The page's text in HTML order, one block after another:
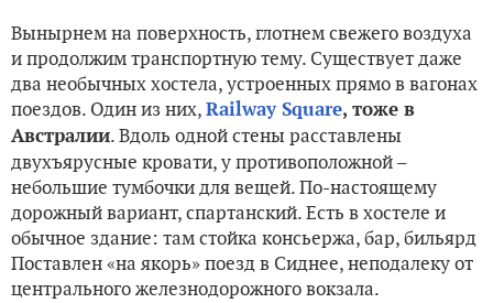
Вынырнем на поверхность, глотнем свежего воздуха
и продолжим транспортную тему. Существует даже
два необычных хостела, устроенных прямо в вагонах
поездов. Один из них, Railway Square, тоже в
Австралии. Вдоль одной стены расставлены
двухъярусные кровати, у противоположной –
небольшие тумбочки для вещей. По-настоящему
дорожный вариант, спартанский. Есть в хостеле и
обычное здание: там стойка консьержа, бар, бильярд
Поставлен «на якорь» поезд в Сиднее, неподалеку от
центрального железнодорожного вокзала.